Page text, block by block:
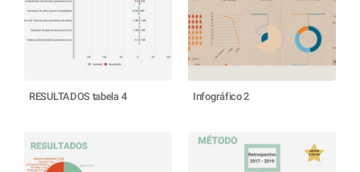
RESULTADOS tabela 4 Infográfico 2